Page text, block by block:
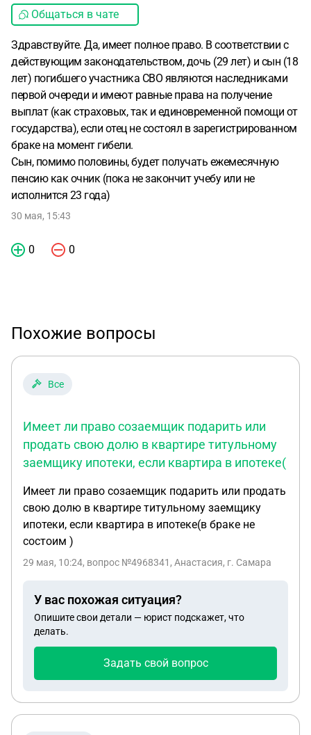
Общаться в чате
Здравствуйте. Да, имеет полное право. В соответствии с
действующим законодательством, дочь (29 лет) и сын (18
лет) погибшего участника СВО являются наследниками
первой очереди и имеют равные права на получение
выплат (как страховых, так и единовременной помощи от
государства), если отец не состоял в зарегистрированном
браке на момент гибели.
Сын, помимо половины, будет получать ежемесячную
пенсию как очник (пока не закончит учебу или не
исполнится 23 года)
30 мая, 15:43
0 0
Похожие вопросы
Все
Имеет ли право созаемщик подарить или
продать свою долю в квартире титульному
заемщику ипотеки, если квартира в ипотеке(
Имеет ли право созаемщик подарить или продать
свою долю в квартире титульному заемщику
ипотеки, если квартира в ипотеке(в браке не
состоим )
29 мая, 10:24, вопрос №4968341, Анастасия, г. Самара
У вас похожая ситуация?
Опишите свои детали — юрист подскажет, что
делать.
Задать свой вопрос